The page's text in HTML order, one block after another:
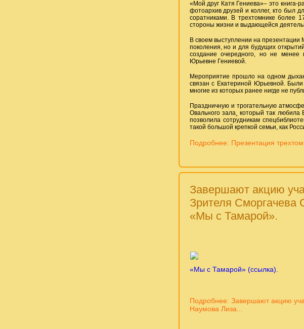
«Мой друг Катя Гениева»– это книга-
фотоархив друзей и коллег, кто был
соратниками. В трехтомнике более
стороны жизни и выдающейся
В своем выступлении на презентации
поколения, но и для будущих
создание очередного, но не менее
Юрьевне Гениевой.
Мероприятие прошло на одном
связан с Екатериной Юрьевной.
многие из которых ранее нигде не
Праздничную и трогательную
Овального зала¸ который так
позволила сотрудникам
такой большой крепкой семьи, как
Подробнее: Презентация
Завершают акцию
Зрителя Сморгачева
«Мы с Тамарой».
«Мы с Тамарой» (ссылка).
Подробнее: Завершают акцию
Наумова Лиза...